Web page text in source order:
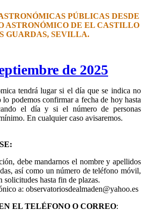
PÚBLICAS DESDE
ASTRONÓMICO DE EL CASTILLO
GUARDAS, SEVILLA.
de 2025
tendrá lugar si el día que se indica no
podemos confirmar a fecha de hoy hasta
el día y si el número de personas
En cualquier caso avisaremos.
debe mandarnos el nombre y apellidos
así como un número de teléfono móvil,
solicitudes hasta fin de plazas.
a: observatoriosdealmaden@yahoo.es
EL TELÉFONO O CORREO: